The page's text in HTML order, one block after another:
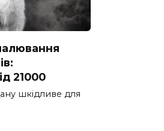
21000
шкідливе для